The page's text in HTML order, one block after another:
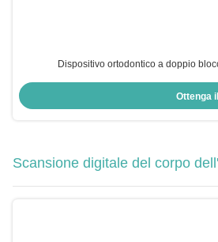
Dispositivo ortodontico a doppio
Ottenga
Scansione digitale del corpo